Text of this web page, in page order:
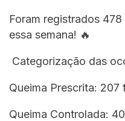
Foram registrados
essa semana! 🔥
Categorização das
Queima Prescrita:
Queima Controlada: